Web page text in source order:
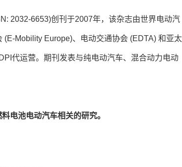
2032-6653)创刊于2007年，该杂志由世界电动汽
Mobility Europe)、电动交通协会 (EDTA) 和亚太
代运营。期刊发表与纯电动汽车、混合动力电动
电池电动汽车相关的研究。